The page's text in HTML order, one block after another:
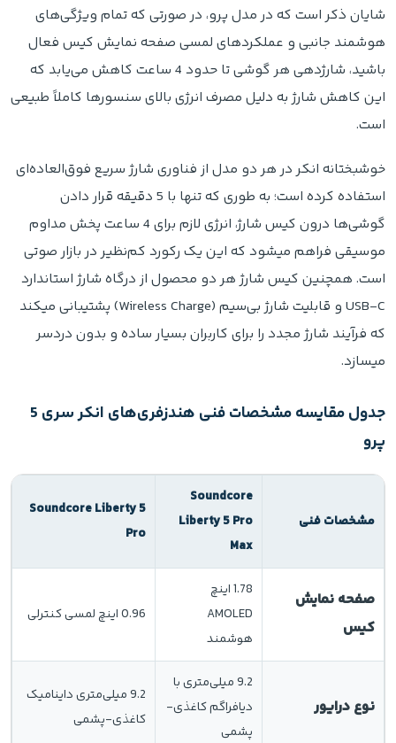
شایان ذکر است که در مدل پرو، در صورتی که تمام ویژگی‌های
هوشمند جانبی و عملکردهای لمسی صفحه نمایش کیس فعال
باشید، شارژدهی هر گوشی تا حدود 4 ساعت کاهش می‌یابد که
این کاهش شارژ به دلیل مصرف انرژی بالای سنسورها کاملاً طبیعی
است.
خوشبختانه انکر در هر دو مدل از فناوری شارژ سریع فوق‌العاده‌ای
استفاده کرده است؛ به طوری که تنها با 5 دقیقه قرار دادن
گوشی‌ها درون کیس شارژ، انرژی لازم برای 4 ساعت پخش مداوم
موسیقی فراهم میشود که این یک رکورد کم‌نظیر در بازار صوتی
است. همچنین کیس شارژ هر دو محصول از درگاه شارژ استاندارد
USB-C و قابلیت شارژ بی‌سیم (Wireless Charge) پشتیبانی میکند
که فرآیند شارژ مجدد را برای کاربران بسیار ساده و بدون دردسر
میسازد.
جدول مقایسه مشخصات فنی هندزفری‌های انکر سری 5
پرو
مشخصات فنی
Soundcore
Liberty 5 Pro
Max
Soundcore Liberty 5
Pro
صفحه نمایش
کیس
1.78 اینچ
AMOLED
هوشمند
0.96 اینچ لمسی کنترلی
نوع درایور
9.2 میلی‌متری با
دیافراگم کاغذی-
پشمی
9.2 میلی‌متری داینامیک
کاغذی-پشمی